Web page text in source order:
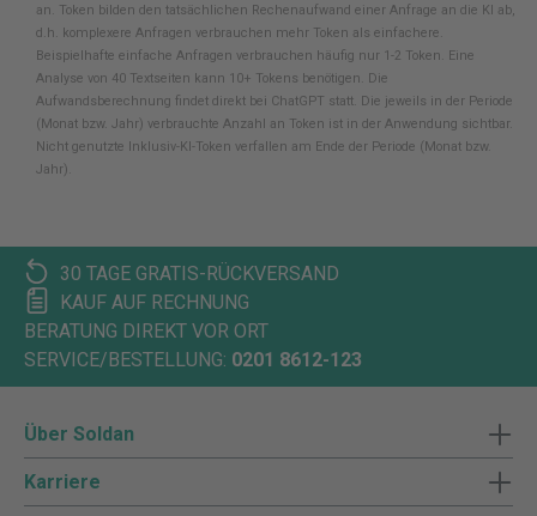
an. Token bilden den tatsächlichen Rechenaufwand einer Anfrage an die KI ab,
d.h. komplexere Anfragen verbrauchen mehr Token als einfachere.
Beispielhafte einfache Anfragen verbrauchen häufig nur 1-2 Token. Eine
Analyse von 40 Textseiten kann 10+ Tokens benötigen. Die
Aufwandsberechnung findet direkt bei ChatGPT statt. Die jeweils in der Periode
(Monat bzw. Jahr) verbrauchte Anzahl an Token ist in der Anwendung sichtbar.
Nicht genutzte Inklusiv-KI-Token verfallen am Ende der Periode (Monat bzw.
Jahr).
30 TAGE GRATIS-RÜCKVERSAND
KAUF AUF RECHNUNG
BERATUNG DIREKT VOR ORT
SERVICE/BESTELLUNG: 0201 8612-123
Über Soldan
Karriere